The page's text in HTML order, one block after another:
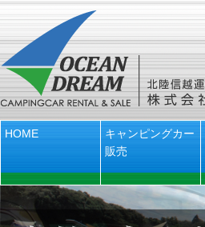
HOME
キャンピングカー
販売